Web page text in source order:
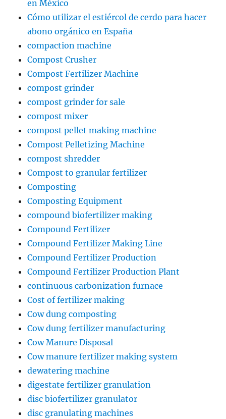
en México
Cómo utilizar el estiércol de cerdo para hacer
abono orgánico en España
compaction machine
Compost Crusher
Compost Fertilizer Machine
compost grinder
compost grinder for sale
compost mixer
compost pellet making machine
Compost Pelletizing Machine
compost shredder
Compost to granular fertilizer
Composting
Composting Equipment
compound biofertilizer making
Compound Fertilizer
Compound Fertilizer Making Line
Compound Fertilizer Production
Compound Fertilizer Production Plant
continuous carbonization furnace
Cost of fertilizer making
Cow dung composting
Cow dung fertilizer manufacturing
Cow Manure Disposal
Cow manure fertilizer making system
dewatering machine
digestate fertilizer granulation
disc biofertilizer granulator
disc granulating machines